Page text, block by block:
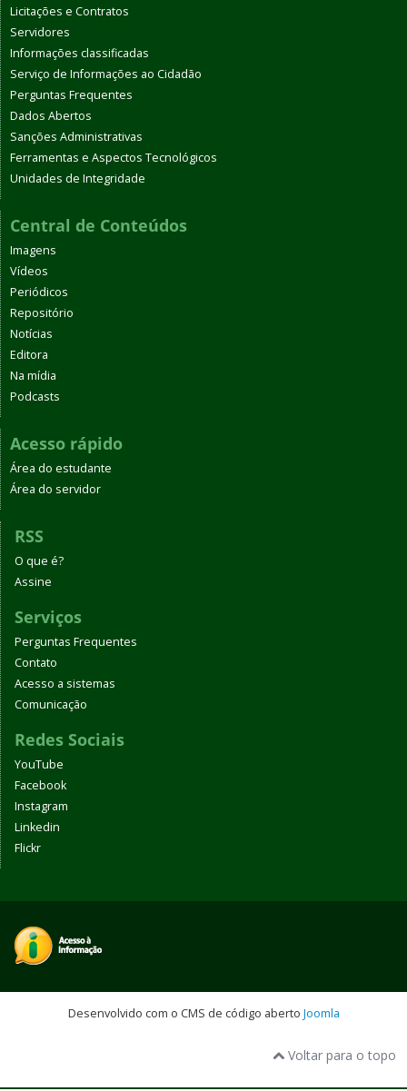
Licitações e Contratos
Servidores
Informações classificadas
Serviço de Informações ao Cidadão
Perguntas Frequentes
Dados Abertos
Sanções Administrativas
Ferramentas e Aspectos Tecnológicos
Unidades de Integridade
Central de Conteúdos
Imagens
Vídeos
Periódicos
Repositório
Notícias
Editora
Na mídia
Podcasts
Acesso rápido
Área do estudante
Área do servidor
RSS
O que é?
Assine
Serviços
Perguntas Frequentes
Contato
Acesso a sistemas
Comunicação
Redes Sociais
YouTube
Facebook
Instagram
Linkedin
Flickr
Desenvolvido com o CMS de código aberto Joomla
Voltar para o topo